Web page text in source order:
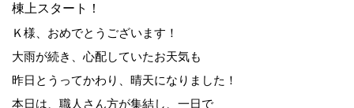
棟上スタート！
Ｋ様、おめでとうございます！
大雨が続き、心配していたお天気も
昨日とうってかわり、晴天になりました！
本日は、職人さん方が集結し、一日で